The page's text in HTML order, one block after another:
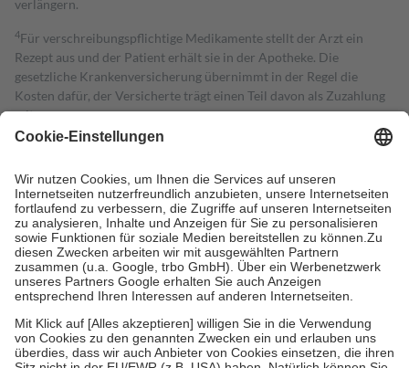
verlängern.
4Für verschreibungspflichtige Medikamente stellt der Arzt ein
Rezept aus und der Patient erhält sie in der Apotheke. Die
gesetzliche Krankenversicherung übernimmt in der Regel die
Kosten dafür, der Versicherte trägt einen Teil davon als Zuzahlung
mit.
Grundsätzlich leisten Mitglieder Zuzahlungen in Höhe von zehn
höchstens zehn Euro.
Es sind jedoch nie mehr als die tatsächlichen
Kosten der Leistung zu entrichten.
Diese Regeln gelten grundsätzlich auch für Online-Apotheken.
Bei Heilmitteln und häuslicher Krankenpflege beträgt die
Zuzahlung zehn Prozent der Kosten sowie zehn Euro je
Verordnung.
Um das Engagement der Versicherten für ihre eigene Gesundheit zu
stärken und die besondere Stellung der Familie zu unterstützen,
fallenkeine Zuzahlungenan bei:
• Kindern und Jugendlichen bis zum vollendeten 18. Lebensjahr
mit Ausnahme der Fahrkosten